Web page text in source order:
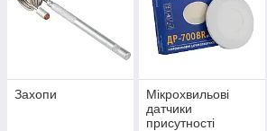
Захопи
Мікрохвильові
датчики
присутності